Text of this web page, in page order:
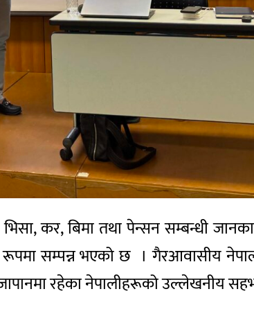
कर, बिमा तथा पेन्सन सम्बन्धी
रूपमा सम्पन्न भएको छ । गैरआवासीय
रहेका नेपालीहरूको उल्लेखनीय